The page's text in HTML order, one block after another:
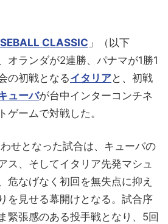
CLASSIC 」（以下
オランダが2連勝、パナマが1勝1
の初戦となるイタリアと、初戦
ューバが台中インターコンチネ
ゲームで対戦した。
せとなった試合は、キューバの
ス、そしてイタリア先発マシュ
危なげなく初回を無失点に抑え
を見せる幕開けとなる。試合序
緊張感のある投手戦となり、5回